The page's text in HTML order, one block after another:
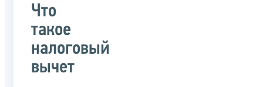
Что
такое
налоговый
вычет